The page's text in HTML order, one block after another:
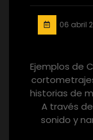
06 abril
Ejemplos de
historias de
A través
sonido y